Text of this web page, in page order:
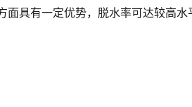
具有一定优势，脱水率可达较高水